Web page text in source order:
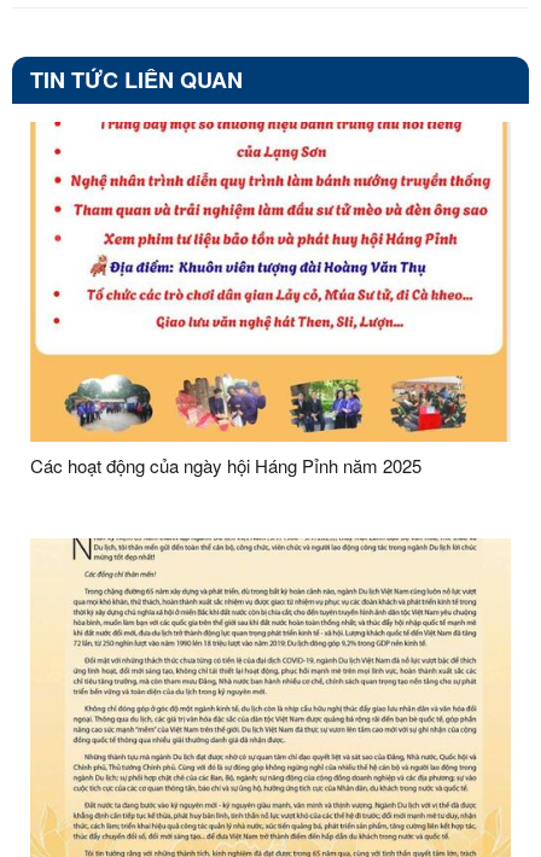
TIN TỨC LIÊN QUAN
Các hoạt động của ngày hội Háng Pỉnh năm 2025